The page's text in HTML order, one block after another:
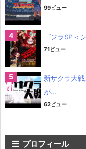
99ビュー
ゴジラSP＜
71ビュー
新サクラ大
が...
62ビュー
プロフィール